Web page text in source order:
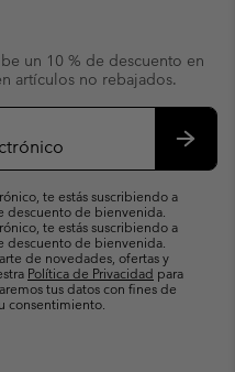
un 10 % de descuento en
artículos no rebajados.
te estás suscribiendo a
descuento de bienvenida.
te estás suscribiendo a
descuento de bienvenida.
de novedades, ofertas y
Política de Privacidad para
tus datos con fines de
consentimiento.